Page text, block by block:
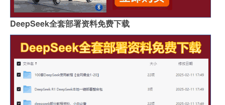
DeepSeek全套部署资料免费下载